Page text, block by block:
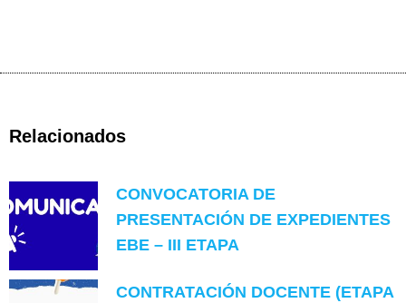
Relacionados
CONVOCATORIA DE
PRESENTACIÓN DE EXPEDIENTES
EBE – III ETAPA
CONTRATACIÓN DOCENTE (ETAPA